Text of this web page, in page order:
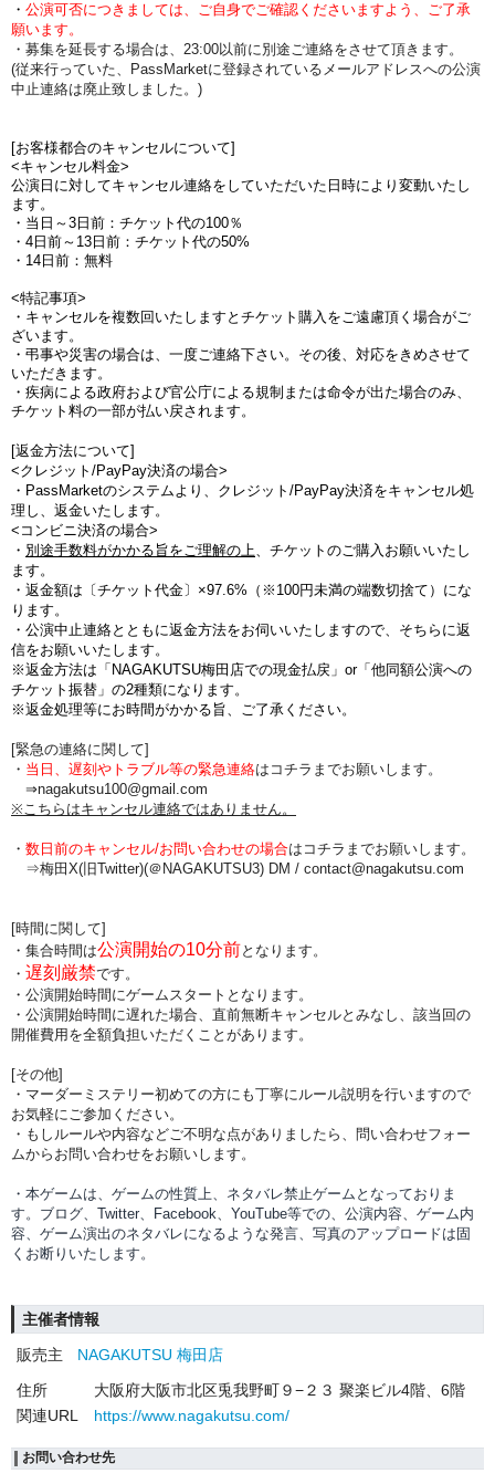
・ 公演可否につきましては、ご自身でご確認くださいますよう、ご了承
願います。
・募集を延長する場合は、23:00以前に別途ご連絡をさせて頂きます。
(従来行っていた、PassMarketに登録されているメールアドレスへの公演
中止連絡は廃止致しました。)
[お客様都合のキャンセルについて]
<キャンセル料金>
公演日に対してキャンセル連絡をしていただいた日時により変動いたし
ます。
・当日～3日前：チケット代の100％
・4日前～13日前：チケット代の50%
・14日前：無料
<特記事項>
・キャンセルを複数回いたしますとチケット購入をご遠慮頂く場合がご
ざいます。
・弔事や災害の場合は、一度ご連絡下さい。その後、対応をきめさせて
いただきます。
・疾病による政府および官公庁による規制または命令が出た場合のみ、
チケット料の一部が払い戻されます。
[返金方法について]
<クレジット/PayPay決済の場合>
・PassMarketのシステムより、クレジット/PayPay決済をキャンセル処
理し、返金いたします。
<コンビニ決済の場合>
・ 別途手数料がかかる旨をご理解の上、チケットのご購入お願いいたし
ます。
・ 返金額は〔チケット代金〕×97.6%（※100円未満の端数切捨て ）にな
ります。
・公演中止連絡とともに返金方法をお伺いいたしますので、そちらに返
信をお願いいたします。
※返金方法は「NAGAKUTSU梅田店での現金払戻」or「他同額公演への
チケット振替」の2種類になります。
※返金処理等にお時間がかかる旨、ご了承ください。
[緊急の連絡に関して]
・ 当日、遅刻やトラブル等の緊急連絡はコチラまでお願いします。
⇒nagakutsu100@gmail.com
※こちらはキャンセル連絡ではありません。
・ 数日前のキャンセル/お問い合わせの場合は コチラまでお願いします。
⇒梅田X(旧Twitter)(＠NAGAKUTSU3) DM / contact@nagakutsu.com
[時間に関して]
・集合時間は公演開始の10分前となります。
・ 遅刻厳禁です。
・公演開始時間にゲームスタートとなります。
・公演開始時間に遅れた場合、直前無断キャンセルとみなし、該当回の
開催費用を全額負担いただくことがあります。
[その他]
・マーダーミステリー初めての方にも丁寧にルール説明を行いますので
お気軽にご参加ください。
・もしルールや内容などご不明な点がありましたら、問い合わせフォー
ムからお問い合わせをお願いします。
・本ゲームは、ゲームの性質上、ネタバレ禁止ゲームとなっておりま
す。ブログ、Twitter、Facebook、YouTube等での、 公演内容、 ゲーム内
容、ゲーム演出のネタバレになるような発言、写真のアップロードは固
くお断りいたします。
主催者情報
販売主
NAGAKUTSU 梅田店
住所
大阪府大阪市北区兎我野町９−２３ 聚楽ビル4階、6階
関連URL
https://www.nagakutsu.com/
お問い合わせ先